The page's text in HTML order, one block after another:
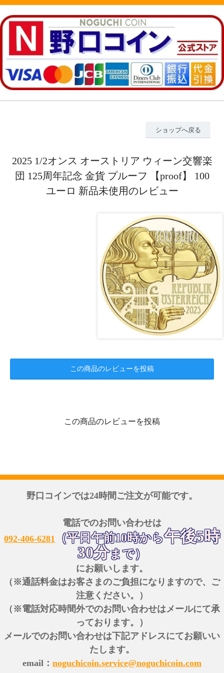
ショップへ戻る
2025 1/2オンス オーストリア ウィーン交響楽
団 125周年記念 金貨 プルーフ 【proof】 100
ユーロ 新品未使用のレビュー
この商品のレビューを投稿
この商品のレビューを投稿
野口コインでは24時間ご注文が可能です。
電話でのお問い合わせは
092-406-6281
（平日午前10時から午後5時
30分まで）
にお願いします。
（※通話料金はお客さまのご負担になりますので、ご
注意ください。）
（※電話対応時間外でのお問い合わせはメールにて承
っております。）
メールでのお問い合わせは下記アドレスにてお願いい
たします。
email： noguchicoin.service@noguchicoin.com